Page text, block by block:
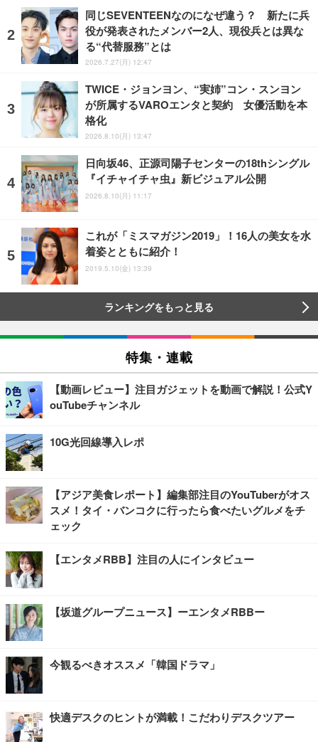
同じSEVENTEENなのになぜ違う？ 新たに兵
役が発表されたメンバー2人、現役兵とは異な
る“代替服務”とは
2026.7.27(月) 12:47
TWICE・ジョンヨン、“実姉”コン・スンヨン
が所属するVAROエンタと契約 女優活動を本
格化
2026.8.10(月) 13:47
日向坂46、正源司陽子センターの18thシングル
『イチャイチャ虫』新ビジュアル公開
2026.8.10(月) 11:17
これが「ミスマガジン2019」！16人の美女を水
着姿とともに紹介！
2019.5.10(金) 13:39
ランキングをもっと見る
特集・連載
【動画レビュー】注目ガジェットを動画で解説！公式Y
ouTubeチャンネル
10G光回線導入レポ
【アジア美食レポート】編集部注目のYouTuberがオス
スメ！タイ・バンコクに行ったら食べたいグルメをチ
ェック
【エンタメRBB】注目の人にインタビュー
【坂道グループニュース】ーエンタメRBBー
今観るべきオススメ「韓国ドラマ」
快適デスクのヒントが満載！こだわりデスクツアー